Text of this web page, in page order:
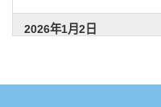
2026年1月2日